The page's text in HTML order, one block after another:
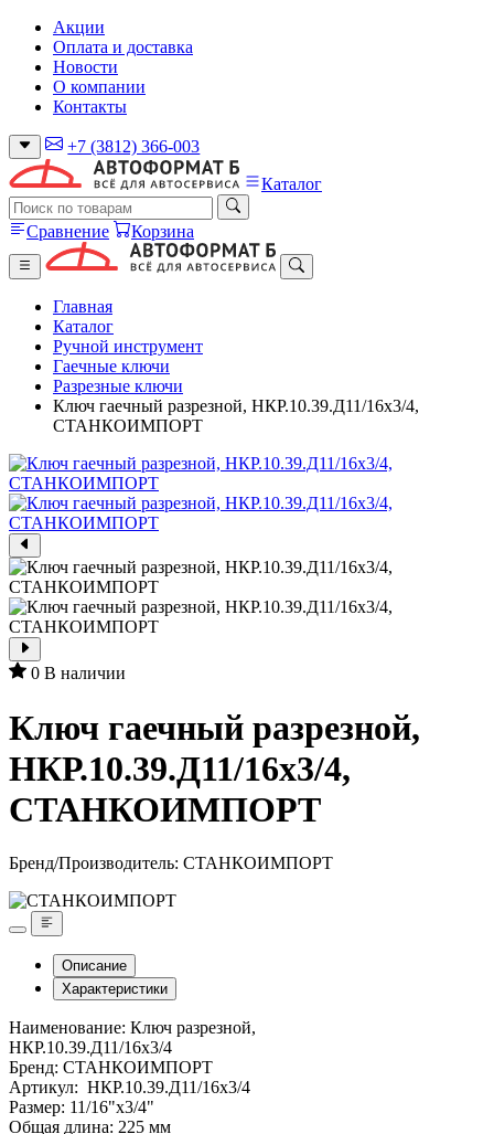
Акции
Оплата и доставка
Новости
О компании
Контакты
+7 (3812) 366-003
Каталог
Сравнение Корзина
Главная
Каталог
Ручной инструмент
Гаечные ключи
Разрезные ключи
Ключ гаечный разрезной, НКР.10.39.Д11/16х3/4,
СТАНКОИМПОРТ
0 В наличии
Ключ гаечный разрезной,
НКР.10.39.Д11/16х3/4,
СТАНКОИМПОРТ
Бренд/Производитель: СТАНКОИМПОРТ
Описание
Характеристики
Наименование: Ключ разрезной,
НКР.10.39.Д11/16х3/4
Бренд: СТАНКОИМПОРТ
Артикул:
Размер: 11/16"х3/4"
Общая длина: 225 мм